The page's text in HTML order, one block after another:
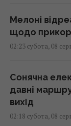
Мелоні
щодо
02:23 субота, 08
Сонячна
давні
вихід
02:18 субота, 08